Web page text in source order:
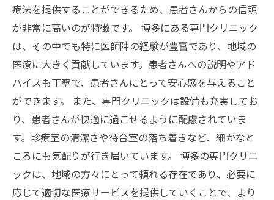
療法を提供することができるため、患者さんからの信頼
が非常に高いのが特徴です。 博多にある専門クリニック
は、その中でも特に医師陣の経験が豊富であり、地域の
医療に大きく貢献しています。患者さんへの説明やアド
バイスも丁寧で、患者さんにとって安心感を与えること
ができます。 また、専門クリニックは設備も充実してお
り、患者さんが快適に過ごせるように配慮されていま
す。診療室の清潔さや待合室の落ち着きなど、細かなと
ころにも気配りが行き届いています。 博多の専門クリニ
ックは、地域の方々にとって頼れる存在であり、必要に
応じて適切な医療サービスを提供していくことで、より